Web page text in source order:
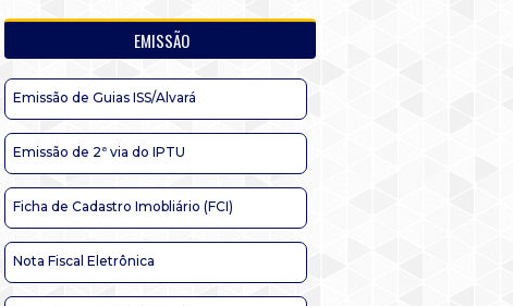
EMISSÃO
Emissão de Guias ISS/Alvará
Emissão de 2ª via do IPTU
Ficha de Cadastro Imobliário (FCI)
Nota Fiscal Eletrônica